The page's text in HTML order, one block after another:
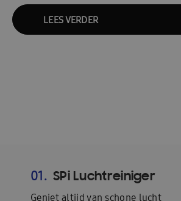
LEES VERDER
01. SPi Luchtreiniger
Geniet altijd van schone lucht